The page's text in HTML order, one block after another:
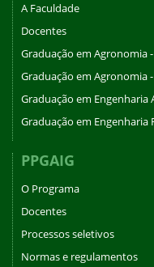
A Faculdade
Docentes
Graduação em Agronomia
Graduação em Agronomia
Graduação em
Graduação em Engenharia
PPGAIG
O Programa
Docentes
Processos seletivos
Normas e regulamentos